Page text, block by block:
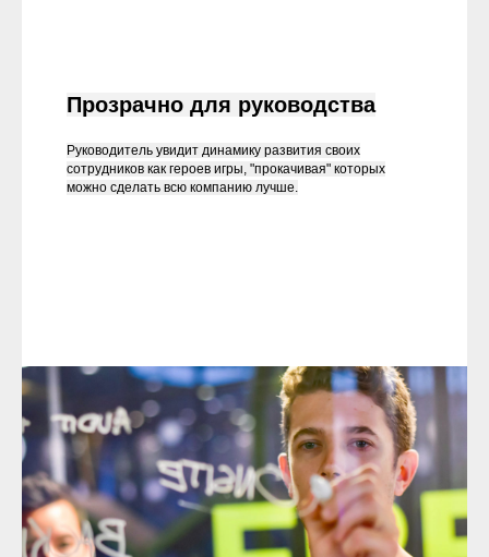
Прозрачно для руководства
Руководитель увидит динамику развития своих
сотрудников как героев игры, "прокачивая" которых
можно сделать всю компанию лучше.